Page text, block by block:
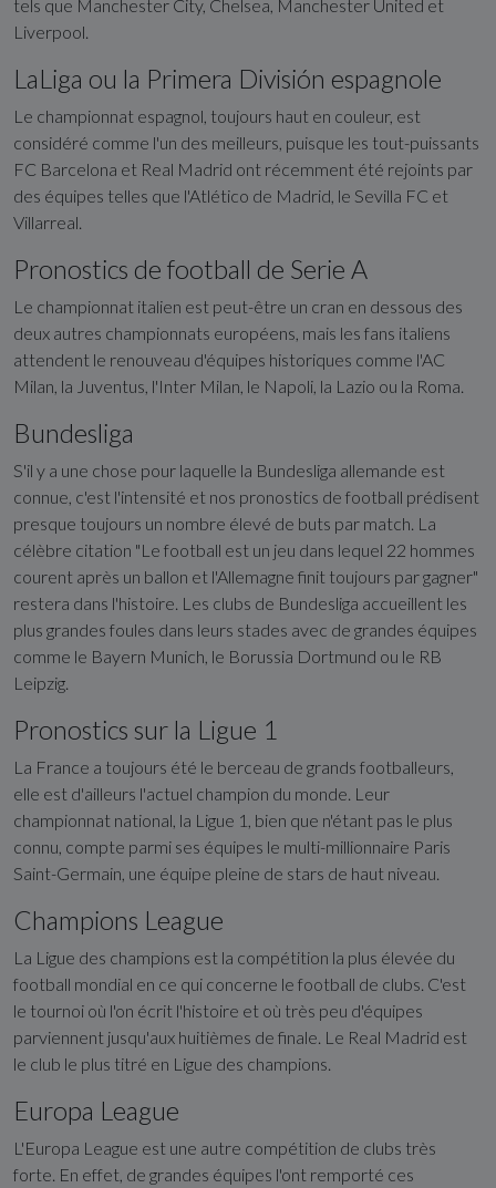
tels que Manchester City, Chelsea, Manchester United et
Liverpool.
LaLiga ou la Primera División espagnole
Le championnat espagnol, toujours haut en couleur, est
considéré comme l'un des meilleurs, puisque les tout-puissants
FC Barcelona et Real Madrid ont récemment été rejoints par
des équipes telles que l'Atlético de Madrid, le Sevilla FC et
Villarreal.
Pronostics de football de Serie A
Le championnat italien est peut-être un cran en dessous des
deux autres championnats européens, mais les fans italiens
attendent le renouveau d'équipes historiques comme l'AC
Milan, la Juventus, l'Inter Milan, le Napoli, la Lazio ou la Roma.
Bundesliga
S'il y a une chose pour laquelle la Bundesliga allemande est
connue, c'est l'intensité et nos pronostics de football prédisent
presque toujours un nombre élevé de buts par match. La
célèbre citation "Le football est un jeu dans lequel 22 hommes
courent après un ballon et l'Allemagne finit toujours par gagner"
restera dans l'histoire. Les clubs de Bundesliga accueillent les
plus grandes foules dans leurs stades avec de grandes équipes
comme le Bayern Munich, le Borussia Dortmund ou le RB
Leipzig.
Pronostics sur la Ligue 1
La France a toujours été le berceau de grands footballeurs,
elle est d'ailleurs l'actuel champion du monde. Leur
championnat national, la Ligue 1, bien que n'étant pas le plus
connu, compte parmi ses équipes le multi-millionnaire Paris
Saint-Germain, une équipe pleine de stars de haut niveau.
Champions League
La Ligue des champions est la compétition la plus élevée du
football mondial en ce qui concerne le football de clubs. C'est
le tournoi où l'on écrit l'histoire et où très peu d'équipes
parviennent jusqu'aux huitièmes de finale. Le Real Madrid est
le club le plus titré en Ligue des champions.
Europa League
L'Europa League est une autre compétition de clubs très
forte. En effet, de grandes équipes l'ont remporté ces